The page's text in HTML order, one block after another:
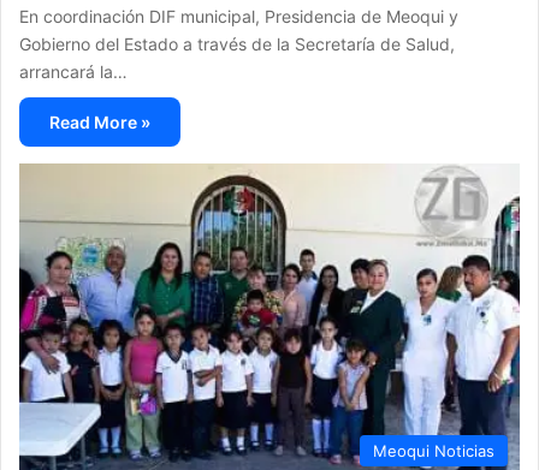
En coordinación DIF municipal, Presidencia de Meoqui y
Gobierno del Estado a través de la Secretaría de Salud,
arrancará la…
Read More »
Meoqui Noticias